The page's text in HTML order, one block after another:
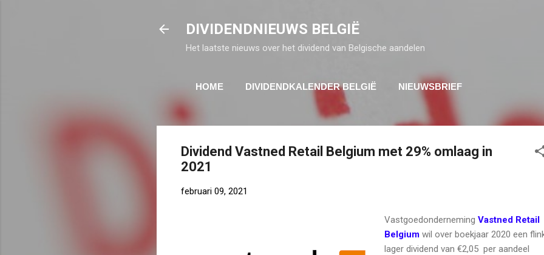
DIVIDENDNIEUWS BELGIË
Het laatste nieuws over het dividend van Belgische aandelen
HOME DIVIDENDKALENDER BELGIË NIEUWSBRIEF
Dividend Vastned Retail Belgium met 29% omlaag in
2021
februari 09, 2021
Vastgoedonderneming Vastned Retail
Belgium wil over boekjaar 2020 een
lager dividend van €2,05 per aandeel